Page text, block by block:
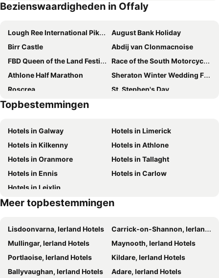
County Arms Birr
Lynchs Farmhouse
Bezienswaardigheden in Offaly
Lough Ree International Pike Angling Festival
August Bank Holiday
Birr Castle
Abdij van Clonmacnoise
FBD Queen of the Land Festival
Race of the South Motorcycle Road Race
Athlone Half Marathon
Sheraton Winter Wedding Fair
Roscrea
St. Stephen's Day
October Bank Holiday
Topbestemmingen
Hotels in Galway
Hotels in Limerick
Hotels in Kilkenny
Hotels in Athlone
Hotels in Oranmore
Hotels in Tallaght
Hotels in Ennis
Hotels in Carlow
Hotels in Leixlip
Meer topbestemmingen
Lisdoonvarna, Ierland Hotels
Carrick-on-Shannon, Ierland Hotels
Mullingar, Ierland Hotels
Maynooth, Ierland Hotels
Portlaoise, Ierland Hotels
Kildare, Ierland Hotels
Ballyvaughan, Ierland Hotels
Adare, Ierland Hotels